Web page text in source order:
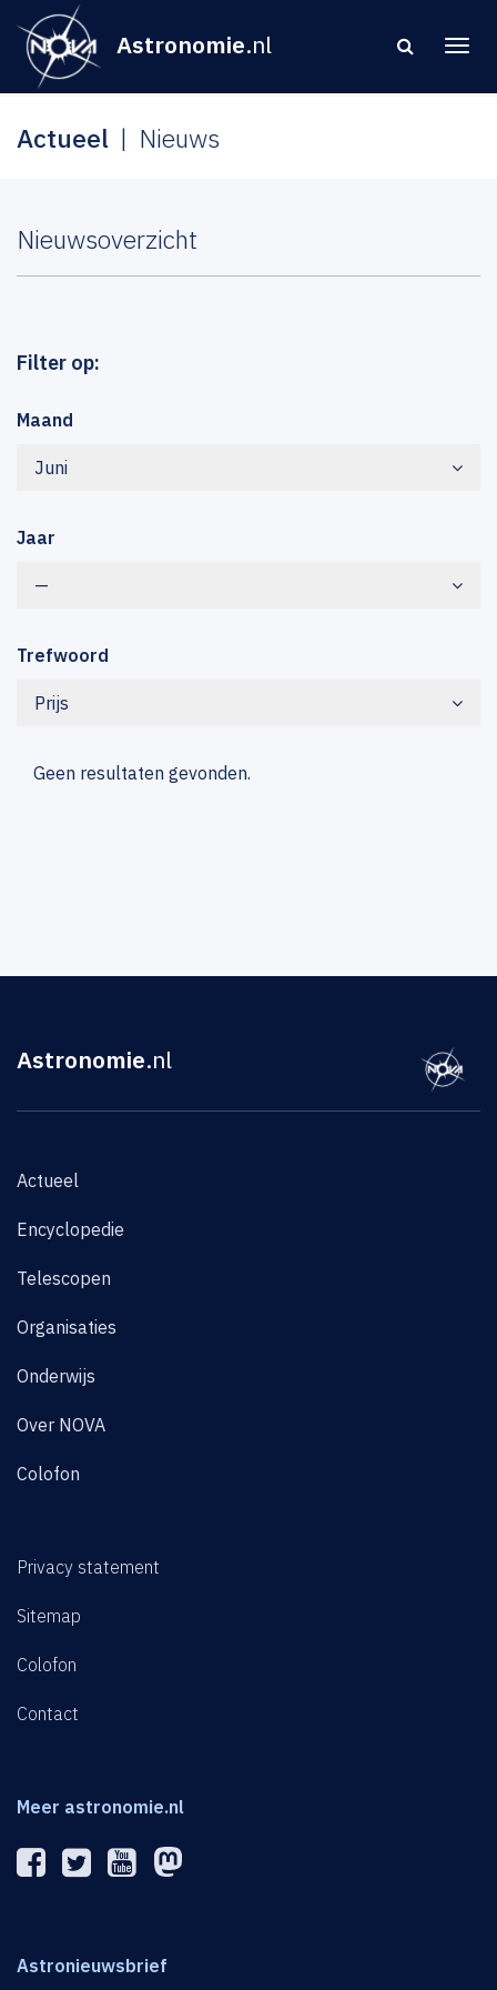
Astronomie.nl
Actueel Nieuws
Nieuwsoverzicht
Filter op:
Maand
Juni
Jaar
—
Trefwoord
Prijs
Geen resultaten gevonden.
Astronomie.nl
Actueel
Encyclopedie
Telescopen
Organisaties
Onderwijs
Over NOVA
Colofon
Privacy statement
Sitemap
Colofon
Contact
Meer astronomie.nl
Astronieuwsbrief